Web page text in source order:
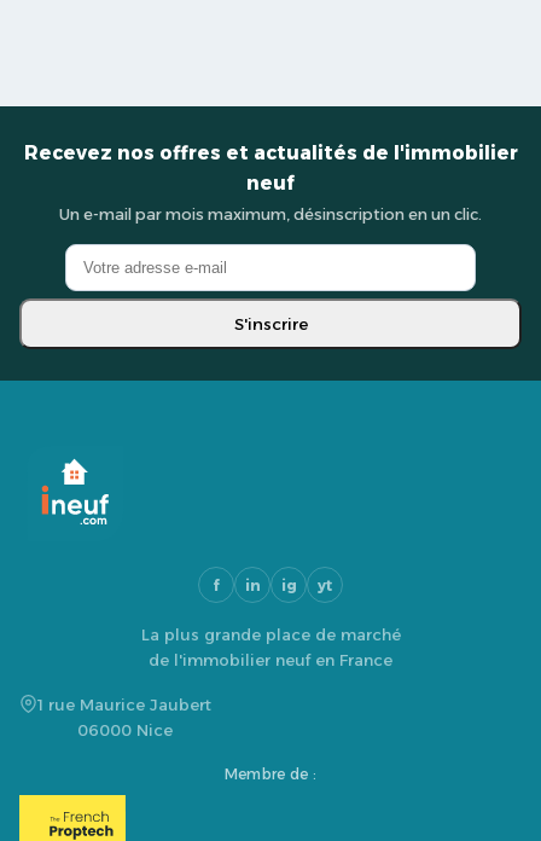
Recevez nos offres et actualités de l'immobilier
neuf
Un e-mail par mois maximum, désinscription en un clic.
S'inscrire
f in ig yt
La plus grande place de marché
de l'immobilier neuf en France
1 rue Maurice Jaubert
06000 Nice
Membre de :